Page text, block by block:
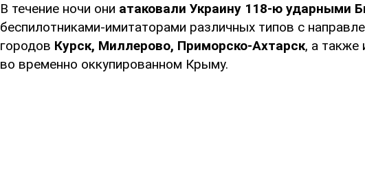
В течение ночи они атаковали Украину 118-ю ударными
беспилотниками-имитаторами различных типов с
городов Курск, Миллерово, Приморско-Ахтарск, а также
во временно оккупированном Крыму.